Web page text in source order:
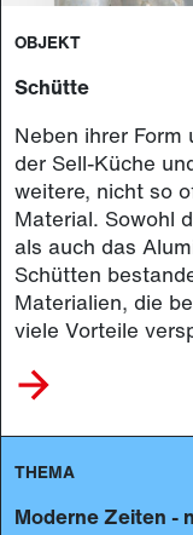
OBJEKT
Schütte
Neben ihrer
der Sell-Küche
weitere, nicht so
Material. Sowohl
als auch das
Schütten
Materialien, die
viele Vorteile
THEMA
Moderne Zeiten -